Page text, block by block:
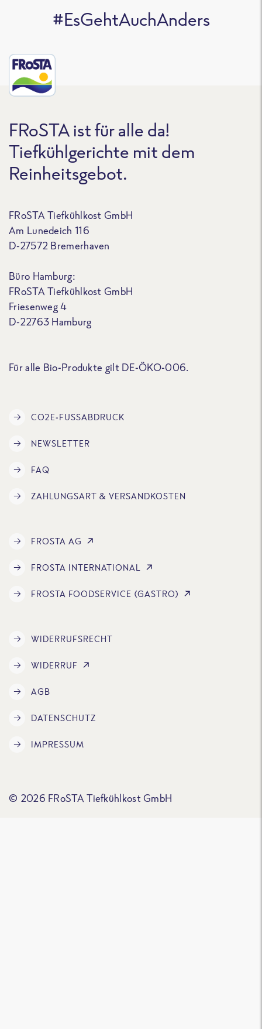
#EsGehtAuchAnders
FRoSTA ist für alle da!
Tiefkühlgerichte mit dem
Reinheitsgebot.
FRoSTA Tiefkühlkost GmbH
Am Lunedeich 116
D-27572 Bremerhaven
Büro Hamburg:
FRoSTA Tiefkühlkost GmbH
Friesenweg 4
D-22763 Hamburg
Für alle Bio-Produkte gilt DE-ÖKO-006.
CO2E-FUSSABDRUCK
NEWSLETTER
FAQ
ZAHLUNGSART & VERSANDKOSTEN
FROSTA AG
FROSTA INTERNATIONAL
FROSTA FOODSERVICE (GASTRO)
WIDERRUFSRECHT
WIDERRUF
AGB
DATENSCHUTZ
IMPRESSUM
© 2026 FRoSTA Tiefkühlkost GmbH